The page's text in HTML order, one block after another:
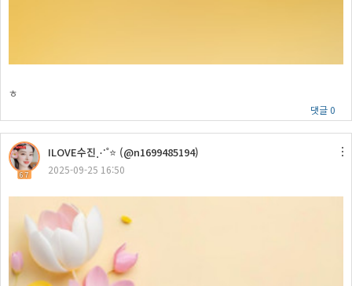
ㅎ
댓글 0
67
ILOVE수진⋰˚⭐ (@n1699485194)
2025-09-25 16:50